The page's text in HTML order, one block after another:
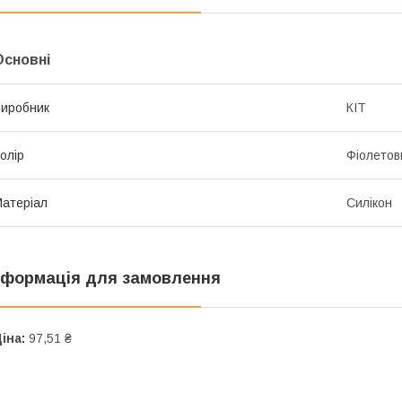
КІТ
Силікон
для замовлення
97,51 ₴